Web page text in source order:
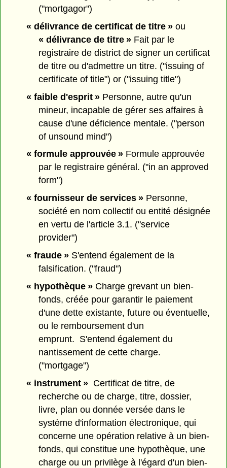
("mortgagor")
« délivrance de certificat de titre »ou
« délivrance de titre » Fait par le
registraire de district de signer un certificat
de titre ou d'admettre un titre. ("issuing of
certificate of title") or ("issuing title")
« faible d'esprit »Personne, autre qu'un
mineur, incapable de gérer ses affaires à
cause d'une déficience mentale. ("person
of unsound mind")
« formule approuvée »Formule approuvée
par le registraire général. ("in an approved
form")
« fournisseur de services »Personne,
société en nom collectif ou entité désignée
en vertu de l'article 3.1. ("service
provider")
« fraude »S'entend également de la
falsification. ("fraud")
« hypothèque »Charge grevant un bien-
fonds, créée pour garantir le paiement
d'une dette existante, future ou éventuelle,
ou le remboursement d'un
emprunt. S'entend également du
nantissement de cette charge.
("mortgage")
« instrument »Certificat de titre, de
recherche ou de charge, titre, dossier,
livre, plan ou donnée versée dans le
système d'information électronique, qui
concerne une opération relative à un bien-
fonds, qui constitue une hypothèque, une
charge ou un privilège à l'égard d'un bien-